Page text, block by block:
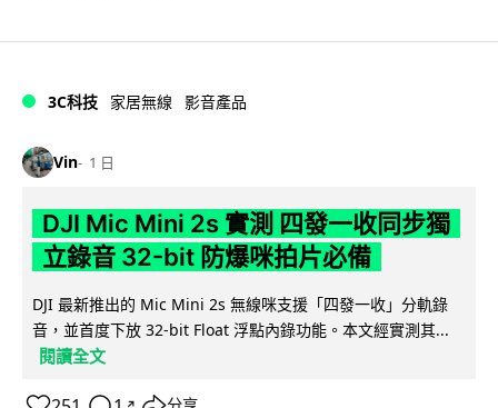
3C科技 家居無線 影音產品
Vin 1 日
DJI Mic Mini 2s 實測 四發一收同步獨
立錄音 32-bit 防爆咪拍片必備
DJI 最新推出的 Mic Mini 2s 無線咪支援「四發一收」分軌錄
音，並首度下放 32-bit Float 浮點內錄功能。本文經實測其...
閱讀全文